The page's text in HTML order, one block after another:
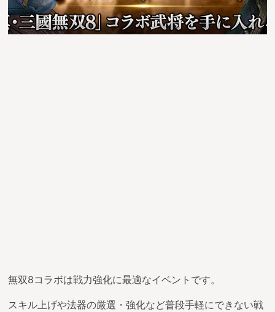
無双8コラボは戦力強化に最適なイベントです。
スキル上げや法器の厳選・強化など普段手軽にできない戦